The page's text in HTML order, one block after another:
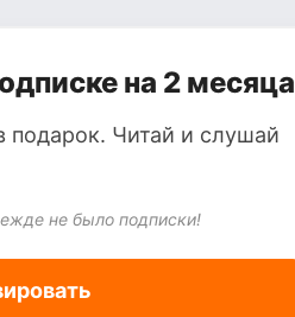
на 2 месяца
подарок. Читай и слушай
не было подписки!